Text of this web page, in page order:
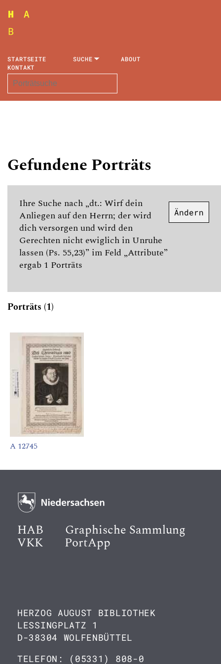
STARTSEITE SUCHE
ABOUT
KONTAKT
Gefundene Porträts
Ihre Suche nach „dt.: Wirf dein
Anliegen auf den Herrn; der wird
dich versorgen und wird den
Gerechten nicht ewiglich in Unruhe
lassen (Ps. 55,23)” im Feld „Attribute”
ergab 1 Porträts
Ändern
Porträts (1)
A 12745
HAB Graphische Sammlung
VKK PortApp
HERZOG AUGUST BIBLIOTHEK
LESSINGPLATZ 1
D-38304 WOLFENBÜTTEL
TELEFON: (05331) 808-0